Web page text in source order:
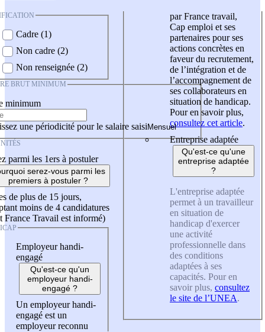
Cadre (1)
Non cadre (2)
Non renseignée (2)
BRUT MINIMUM
minimum
une périodicité pour le salaire saisi
parmi les 1ers à postuler
serez-vous parmi les
premiers à postuler ?
de plus de 15 jours,
moins de 4 candidatures
France Travail est informé)
Employeur handi-
engagé
Qu'est-ce qu'un
employeur handi-
engagé ?
Un employeur handi-
engagé est un
employeur reconnu
par France travail,
Cap emploi et ses
partenaires pour ses
actions concrètes en
faveur du recrutement,
de l’intégration et de
l’accompagnement de
ses collaborateurs en
situation de handicap.
Pour en savoir plus,
consultez cet article.
Entreprise adaptée
Qu'est-ce qu'une
entreprise adaptée
?
L'entreprise adaptée
permet à un travailleur
en situation de
handicap d'exercer
une activité
professionnelle dans
des conditions
adaptées à ses
capacités. Pour en
savoir plus, consultez
le site de l’UNEA.